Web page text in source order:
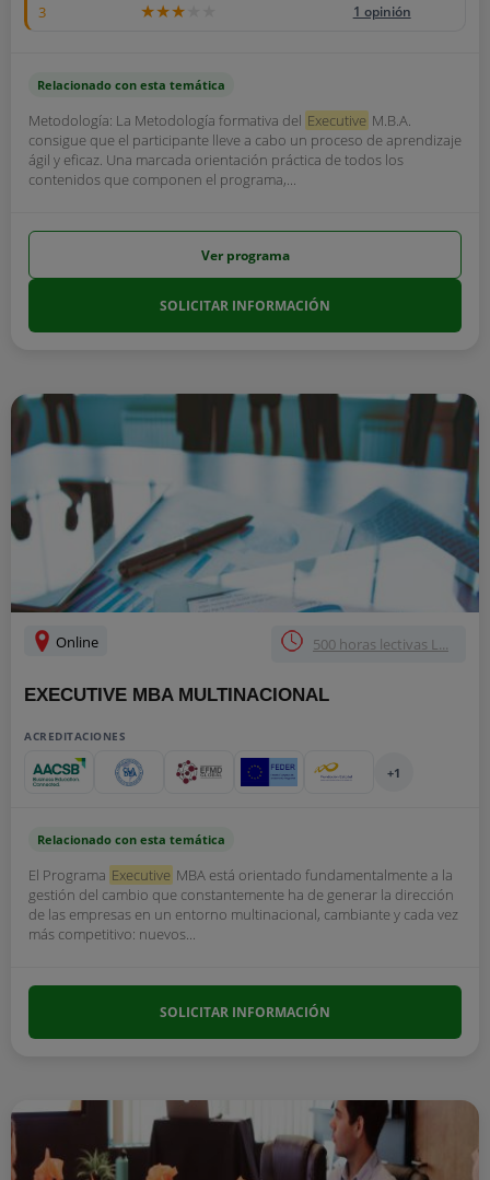
3 1 opinión
Relacionado con esta temática
Metodología: La Metodología formativa del Executive M.B.A.
consigue que el participante lleve a cabo un proceso de aprendizaje
ágil y eficaz. Una marcada orientación práctica de todos los
contenidos que componen el programa,...
Ver programa
SOLICITAR INFORMACIÓN
Online 500 horas lectivas L...
EXECUTIVE MBA MULTINACIONAL
ACREDITACIONES
+1
Relacionado con esta temática
El Programa Executive MBA está orientado fundamentalmente a la
gestión del cambio que constantemente ha de generar la dirección
de las empresas en un entorno multinacional, cambiante y cada vez
más competitivo: nuevos...
SOLICITAR INFORMACIÓN